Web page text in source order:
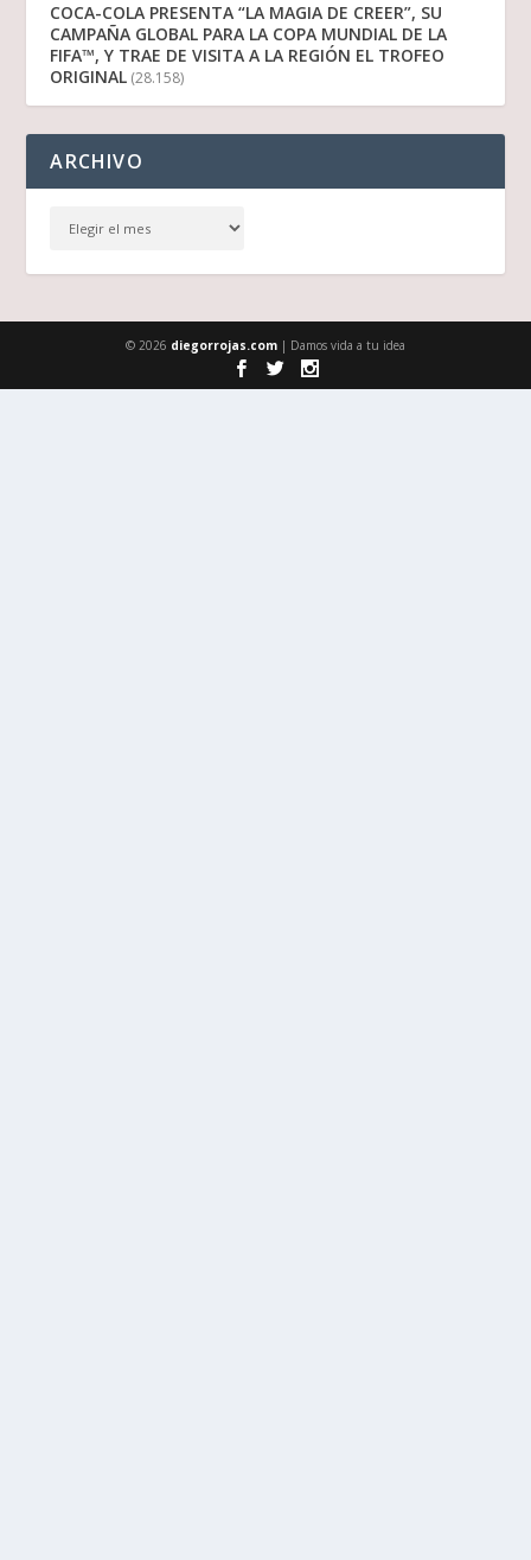
COCA-COLA PRESENTA “LA MAGIA DE CREER”, SU
CAMPAÑA GLOBAL PARA LA COPA MUNDIAL DE LA
FIFA™, Y TRAE DE VISITA A LA REGIÓN EL TROFEO
ORIGINAL (28.158)
ARCHIVO
© 2026 diegorrojas.com | Damos vida a tu idea